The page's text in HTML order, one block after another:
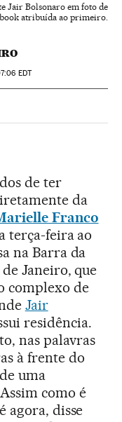
Jair Bolsonaro em foto de
atribuída ao primeiro.
EDT
de ter
da
Franco
terça-feira ao
na Barra da
Janeiro, que
complexo de
Jair
residência.
nas palavras
à frente do
uma
como é
agora, disse